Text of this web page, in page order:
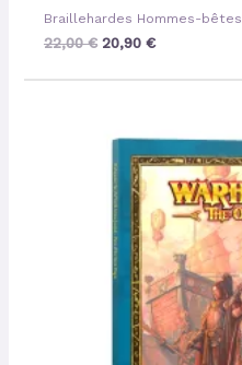
Braillehardes Hommes-bêtes
22,00€ 20,90 €
prix
initial
était :
22,00 €.
prix
actuel
est :
20,90 €.